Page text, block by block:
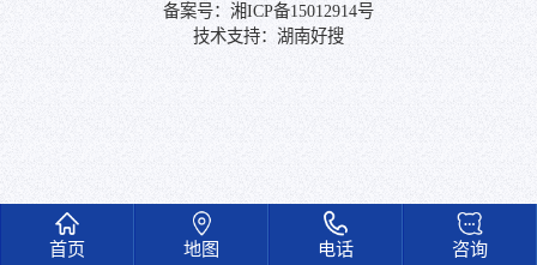
备案号： 湘ICP备15012914号
技术支持： 湖南好搜
首页 地图 电话 咨询